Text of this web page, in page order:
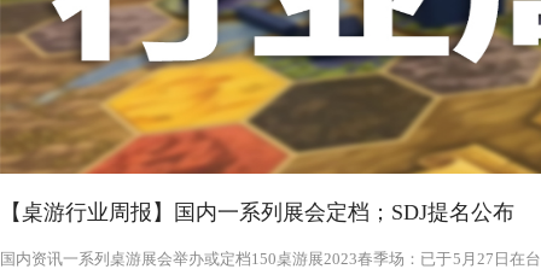
【桌游行业周报】国内一系列展会定档；SDJ提名公布
国内资讯一系列桌游展会举办或定档150桌游展2023春季场：已于5月27日在